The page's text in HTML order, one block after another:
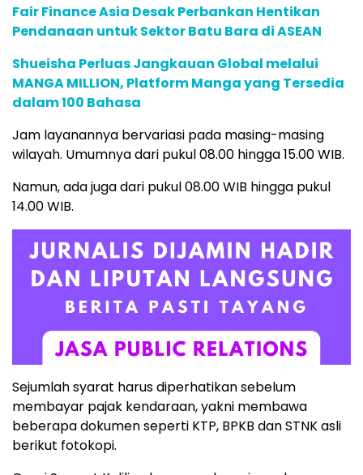
Fair Finance Asia Desak Perbankan Hentikan
Pendanaan untuk Sektor Batu Bara di ASEAN
Shueisha Perluas Jangkauan Global melalui
MANGA MILLION, Platform Manga yang Tersedia
dalam 100 Bahasa
Jam layanannya bervariasi pada masing-masing
wilayah. Umumnya dari pukul 08.00 hingga 15.00 WIB.
Namun, ada juga dari pukul 08.00 WIB hingga pukul
14.00 WIB.
Sejumlah syarat harus diperhatikan sebelum
membayar pajak kendaraan, yakni membawa
beberapa dokumen seperti KTP, BPKB dan STNK asli
berikut fotokopi.